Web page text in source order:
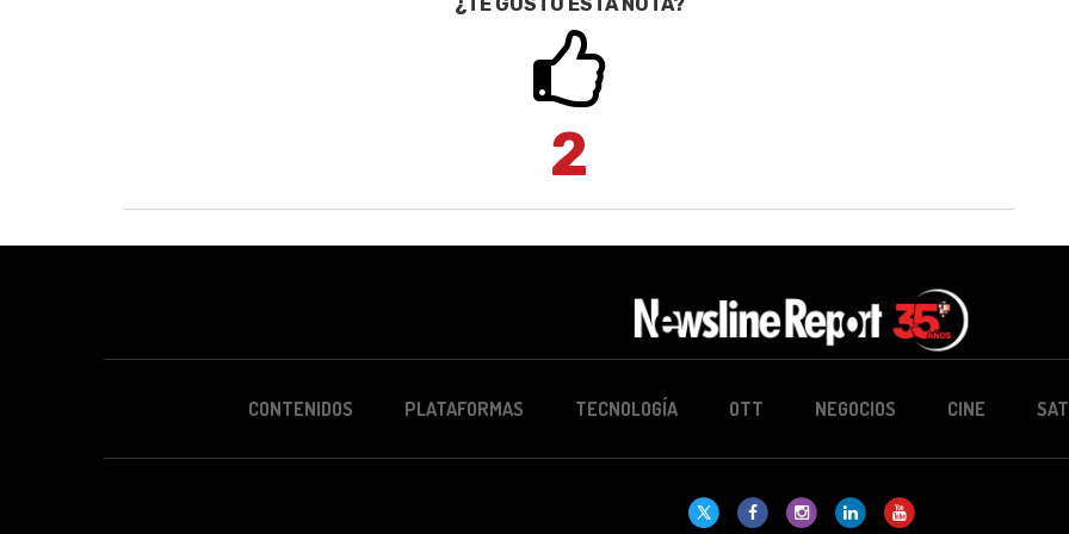
2
CONTENIDOS PLATAFORMAS TECNOLOGÍA OTT NEGOCIOS CINE